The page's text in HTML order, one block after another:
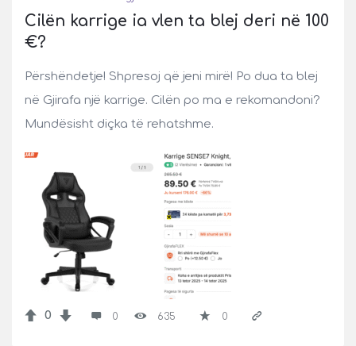
Cilën karrige ia vlen ta blej deri në 100
€?
Përshëndetje! Shpresoj që jeni mirë! Po dua ta blej
në Gjirafa një karrige. Cilën po ma e rekomandoni?
Mundësisht diçka të rehatshme.
0 0 635 0